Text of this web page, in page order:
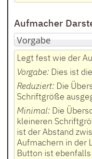
Aufmacher
Legt fest wie der
Vorgabe: Dies ist
Reduziert: Die
Schriftgröße
Minimal: Die
kleineren
ist der Abstand
Aufmachern in der
Button ist